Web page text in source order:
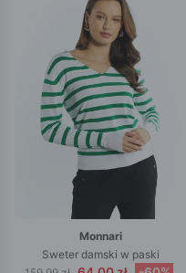
Monnari
Sweter damski w paski